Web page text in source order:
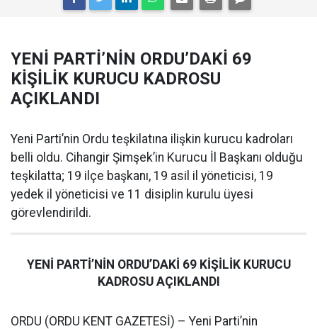
YENİ PARTİ’NİN ORDU’DAKİ 69
KİŞİLİK KURUCU KADROSU
AÇIKLANDI
Yeni Parti’nin Ordu teşkilatına ilişkin kurucu kadroları
belli oldu. Cihangir Şimşek’in Kurucu İl Başkanı olduğu
teşkilatta; 19 ilçe başkanı, 19 asil il yöneticisi, 19
yedek il yöneticisi ve 11 disiplin kurulu üyesi
görevlendirildi.
YENİ PARTİ’NİN ORDU’DAKİ 69 KİŞİLİK KURUCU
KADROSU AÇIKLANDI
ORDU (ORDU KENT GAZETESİ) – Yeni Parti’nin